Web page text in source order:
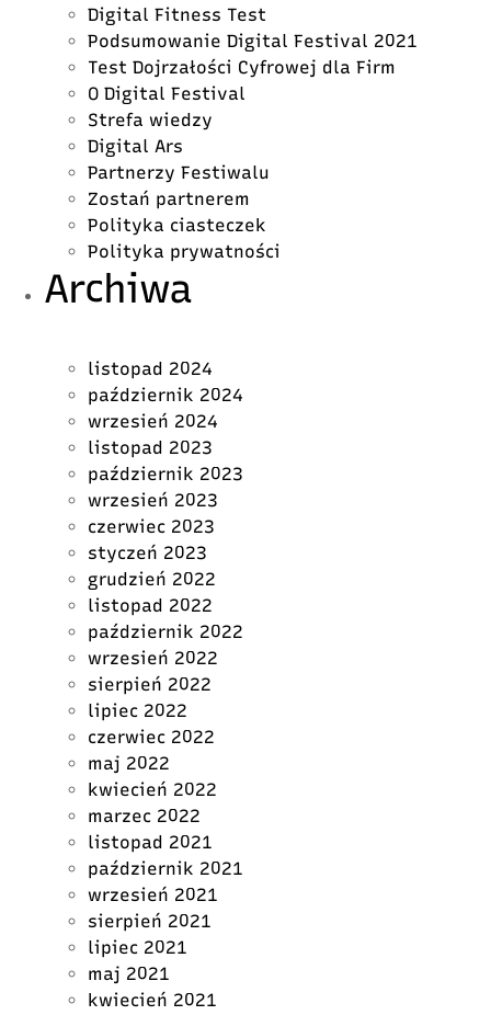
Digital Fitness Test
Podsumowanie Digital Festival 2021
Test Dojrzałości Cyfrowej dla Firm
O Digital Festival
Strefa wiedzy
Digital Ars
Partnerzy Festiwalu
Zostań partnerem
Polityka ciasteczek
Polityka prywatności
Archiwa
listopad 2024
październik 2024
wrzesień 2024
listopad 2023
październik 2023
wrzesień 2023
czerwiec 2023
styczeń 2023
grudzień 2022
listopad 2022
październik 2022
wrzesień 2022
sierpień 2022
lipiec 2022
czerwiec 2022
maj 2022
kwiecień 2022
marzec 2022
listopad 2021
październik 2021
wrzesień 2021
sierpień 2021
lipiec 2021
maj 2021
kwiecień 2021